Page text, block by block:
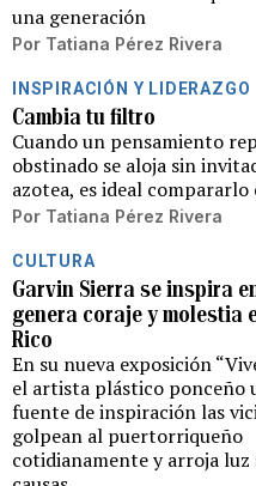
una generación
Por Tatiana Pérez Rivera
INSPIRACIÓN Y LIDERAZGO
Cambia tu filtro
Cuando un pensamiento
obstinado se aloja sin
azotea, es ideal
Por Tatiana Pérez Rivera
CULTURA
Garvin Sierra se inspira
genera coraje y molestia
Rico
En su nueva exposición
el artista plástico ponceño
fuente de inspiración las
golpean al puertorriqueño
cotidianamente y arroja luz